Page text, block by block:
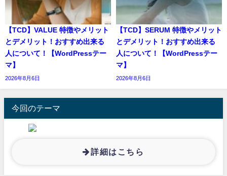
【TCD】VALUE 特徴やメリット
とデメリット！おすすめ出来る
人について！【WordPressテー
マ】
2026年8月6日
【TCD】SERUM 特徴やメリット
とデメリット！おすすめ出来る
人について！【WordPressテー
マ】
2026年8月6日
今回のテーマ
詳細はこちら